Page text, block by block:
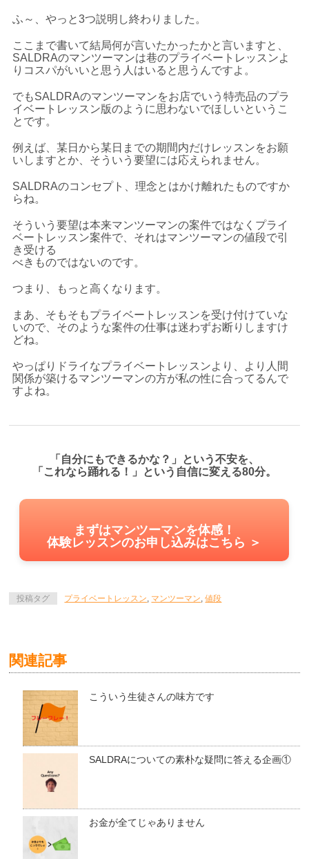
ふ～、やっと3つ説明し終わりました。
ここまで書いて結局何が言いたかったかと言いますと、
SALDRAのマンツーマンは巷のプライベートレッスンよ
りコスパがいいと思う人はいると思うんですよ。
でもSALDRAのマンツーマンをお店でいう特売品のプラ
イベートレッスン版のように思わないでほしいというこ
とです。
例えば、某日から某日までの期間内だけレッスンをお願
いしますとか、そういう要望には応えられません。
SALDRAのコンセプト、理念とはかけ離れたものですか
らね。
そういう要望は本来マンツーマンの案件ではなくプライ
ベートレッスン案件で、それはマンツーマンの値段で引
き受ける
べきものではないのです。
つまり、もっと高くなります。
まあ、そもそもプライベートレッスンを受け付けていな
いので、そのような案件の仕事は迷わずお断りしますけ
どね。
やっぱりドライなプライベートレッスンより、より人間
関係が築けるマンツーマンの方が私の性に合ってるんで
すよね。
「自分にもできるかな？」という不安を、
「これなら踊れる！」という自信に変える80分。
まずはマンツーマンを体感！
体験レッスンのお申し込みはこちら ＞
投稿タグ プライベートレッスン, マンツーマン,値段
関連記事
こういう生徒さんの味方です
SALDRAについての素朴な疑問に答える企画①
お金が全てじゃありません